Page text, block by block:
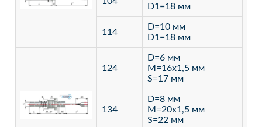
D1=18 мм
114
D=10 мм
D1=18 мм
124
D=6 мм
M=16х1,5 мм
S=17 мм
134
D=8 мм
M=20х1,5 мм
S=22 мм